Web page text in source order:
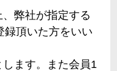
弊社が指定する
録頂いた方をいい
ます。また会員1